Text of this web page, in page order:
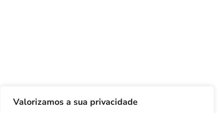
Valorizamos a sua privacidade